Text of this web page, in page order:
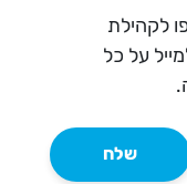
לקהילת
על כל
שלח